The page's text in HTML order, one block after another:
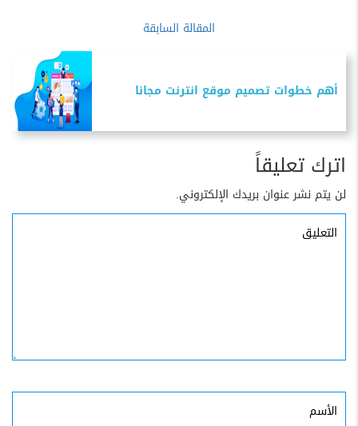
المقالة السابقة
أهم خطوات تصميم موقع انترنت مجانا
اترك تعليقاً
لن يتم نشر عنوان بريدك الإلكتروني.
التعليق
الأسم